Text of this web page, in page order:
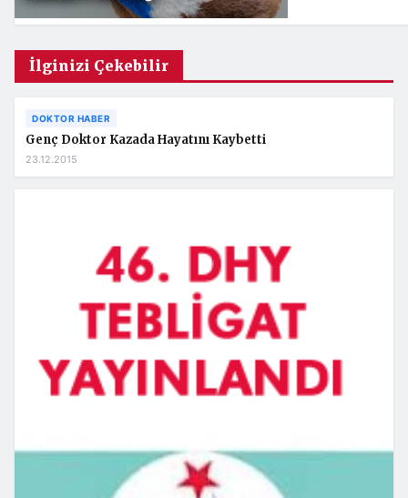
İlginizi Çekebilir
DOKTOR HABER
Genç Doktor Kazada Hayatını Kaybetti
23.12.2015